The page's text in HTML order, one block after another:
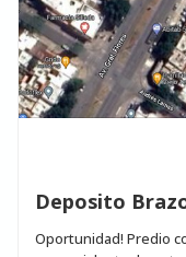
Deposito
Oportunidad! Predio